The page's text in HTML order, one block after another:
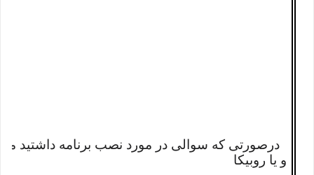
درصورتی که سوالی در مورد نصب برنامه داشتید
و یا روبیکا